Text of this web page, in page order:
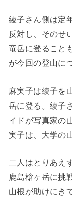
綾子さん側は定
反対し、そのせ
竜岳に登ること
が今回の登山に
麻実子は綾子を
岳に登る。綾子
イドが写真家の
実子は、大学の
二人はとりあえ
鹿島槍ヶ岳に挑
山根が助けにき